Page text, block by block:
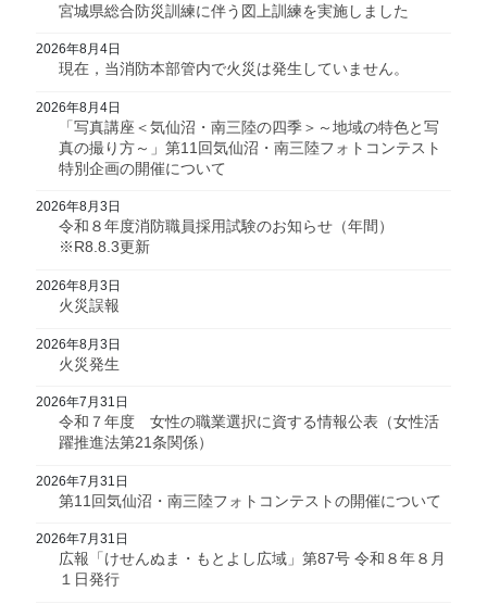
宮城県総合防災訓練に伴う図上訓練を実施しました
現在，当消防本部管内で火災は発生していません。
2026年8月4日
「写真講座＜気仙沼・南三陸の四季＞～地域の特色と写
真の撮り方～」第11回気仙沼・南三陸フォトコンテスト
特別企画の開催について
2026年8月4日
令和８年度消防職員採用試験のお知らせ（年間）
※R8.8.3更新
2026年8月3日
火災誤報
2026年8月3日
火災発生
2026年8月3日
令和７年度 女性の職業選択に資する情報公表（女性活
躍推進法第21条関係）
2026年7月31日
第11回気仙沼・南三陸フォトコンテストの開催について
2026年7月31日
広報「けせんぬま・もとよし広域」第87号 令和８年８月
１日発行
2026年7月31日